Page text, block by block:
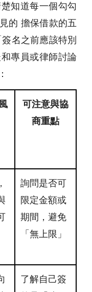
知道每一個勾勾
的 擔保借款的五
名之前應該特別
專員或律師討論
可注意與協
商重點
詢問是否可
限定金額或
期間，避免
「無上限」
了解自己簽